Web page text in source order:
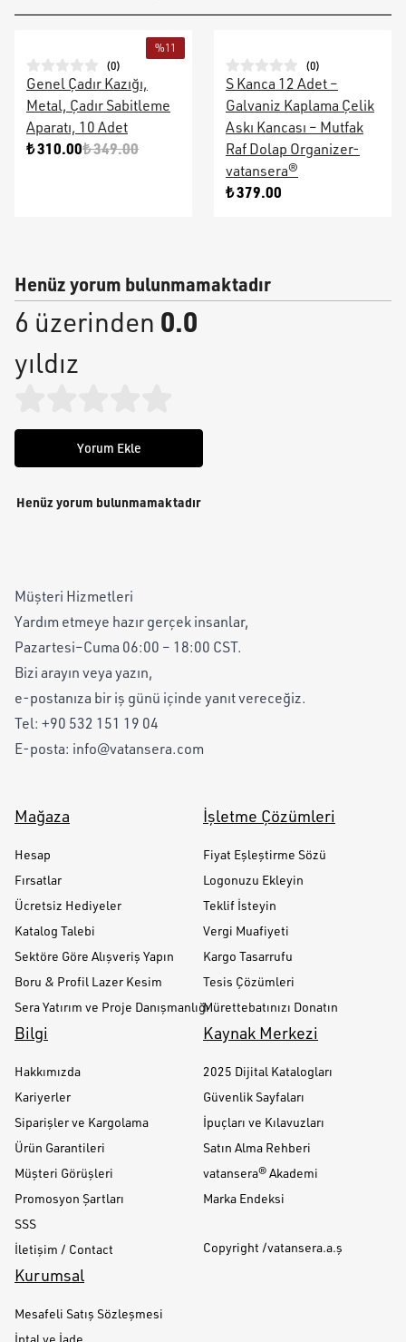
%11
(0)
Genel Çadır Kazığı,
Metal, Çadır Sabitleme
Aparatı, 10 Adet
₺ 310.00₺ 349.00
(0)
S Kanca 12 Adet –
Galvaniz Kaplama Çelik
Askı Kancası – Mutfak
Raf Dolap Organizer-
vatansera®
₺ 379.00
Henüz yorum bulunmamaktadır
6 üzerinden 0.0
yıldız
Yorum Ekle
Henüz yorum bulunmamaktadır
Müşteri Hizmetleri
Yardım etmeye hazır gerçek insanlar,
Pazartesi–Cuma 06:00 – 18:00 CST.
Bizi arayın veya yazın,
e-postanıza bir iş günü içinde yanıt vereceğiz.
Tel: +90 532 151 19 04
E-posta: info@vatansera.com
Mağaza
Hesap
Fırsatlar
Ücretsiz Hediyeler
Katalog Talebi
Sektöre Göre Alışveriş Yapın
Boru & Profil Lazer Kesim
Sera Yatırım ve Proje Danışmanlığı
İşletme Çözümleri
Fiyat Eşleştirme Sözü
Logonuzu Ekleyin
Teklif İsteyin
Vergi Muafiyeti
Kargo Tasarrufu
Tesis Çözümleri
Mürettebatınızı Donatın
Bilgi
Hakkımızda
Kariyerler
Siparişler ve Kargolama
Ürün Garantileri
Müşteri Görüşleri
Promosyon Şartları
SSS
İletişim / Contact
Kaynak Merkezi
2025 Dijital Katalogları
Güvenlik Sayfaları
İpuçları ve Kılavuzları
Satın Alma Rehberi
vatansera® Akademi
Marka Endeksi
Copyright /vatansera.a.ş
Kurumsal
Mesafeli Satış Sözleşmesi
İptal ve İade